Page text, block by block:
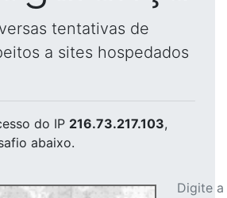
tentativas de
a sites hospedados
do IP 216.73.217.103,
abaixo.
Digite